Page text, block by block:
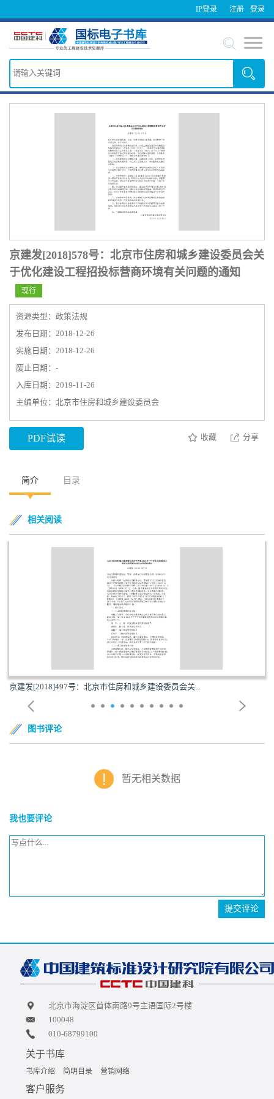
IP登录 登录
注册
京建发[2018]578号：北京市住房和城乡建设委员会关
于优化建设工程招投标营商环境有关问题的通知
现行
资源类型：政策法规
发布日期：2018-12-26
实施日期：2018-12-26
废止日期：-
入库日期：2019-11-26
主编单位：北京市住房和城乡建设委员会
PDF试读 收藏 分享
简介 目录
相关阅读
京建发[2018]497号：北京市住房和城乡建设委员会关...
图书评论
暂无相关数据
我也要评论
提交评论
北京市海淀区首体南路9号主语国际2号楼
100048
010-68799100
关于书库
书库介绍 简明目录 营销网络
客户服务